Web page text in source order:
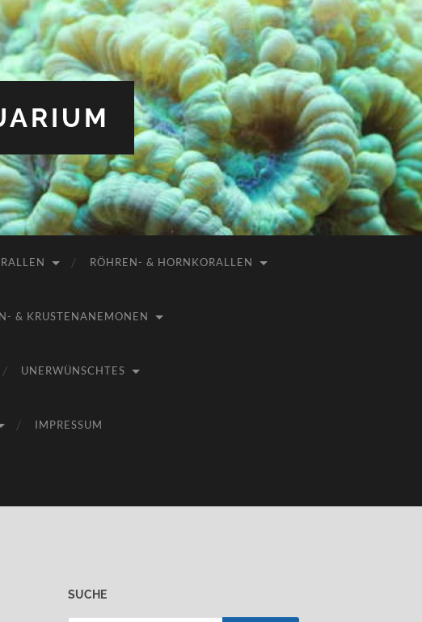
RÖHREN- & HORNKORALLEN
& KRUSTENANEMONEN
UNERWÜNSCHTES
IMPRESSUM
SUCHE